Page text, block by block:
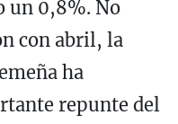
un 0,8%. No
con abril, la
ha
repunte del